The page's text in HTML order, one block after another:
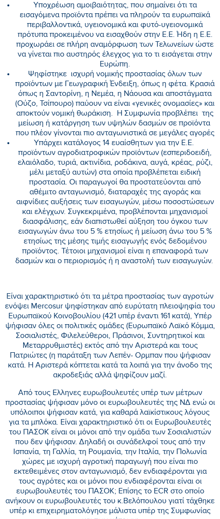
Υποχρέωση αμοιβαιότητας, που σημαίνει ότι τα
εισαγόμενα προϊόντα πρέπει να πληρούν τα ευρωπαϊκά
περιβαλλοντικά, υγειονομικά και φυτό-υγειονομικά
πρότυπα προκειμένου να εισαχθούν στην Ε.Ε. Ήδη η Ε.Ε.
προχωράει σε πλήρη αναμόρφωση των Τελωνείων ώστε
να γίνεται πιο αυστηρός έλεγχος για το τι εισάγεται στην
Ευρώπη.
Ψηφίστηκε ισχυρή νομικής προστασίας όλων των
προϊόντων με Γεωγραφική Ένδειξη, όπως η φέτα. Κρασιά
όπως η Σαντορίνη, η Νεμέα, η Νάουσα και αποστάγματα
(Ούζο, Τσίπουρο) παύουν να είναι «γενικές ονομασίες» και
αποκτούν νομική θωράκιση. Η Συμφωνία προβλέπει της
μείωση ή κατάργηση των υψηλών δασμών σε προϊόντα
που πλέον γίνονται πιο ανταγωνιστικά σε μεγάλες αγορές
Υπάρχει κατάλογος 14 ευαίσθητων για την Ε.Ε.
προϊόντων αγροδιατροφικών προϊόντων (εσπεριδοειδή,
ελαιόλαδο, τυριά, ακτινίδια, ροδάκινα, αυγά, κρέας, ρύζι,
μέλι μεταξύ αυτών) στα οποία προβλέπεται ειδική
προστασία. Οι παραγωγοί θα προστατεύονται από
αθέμιτο ανταγωνισμό, διαταραχές της αγοράς και
αιφνίδιες αυξήσεις των εισαγωγών, μέσω ποσοστώσεων
και ελέγχων. Συγκεκριμένα, προβλέπονται μηχανισμοί
διασφάλισης, εάν διαπιστωθεί αύξηση του όγκου των
εισαγωγών άνω του 5 % ετησίως ή μείωση άνω του 5 %
ετησίως της μέσης τιμής εισαγωγής ενός δεδομένου
προϊόντος. Τέτοιοι μηχανισμοί είναι η επαναφορά των
δασμών και ο περιορισμός ή η αναστολή των εισαγωγών.
Είναι χαρακτηριστικό ότι τα μέτρα προστασίας των αγροτών
ενόψει Mercosur ψηφίστηκαν από ευρύτατη πλειοψηφία του
Ευρωπαϊκού Κοινοβουλίου (421 υπέρ έναντι 161 κατά), Υπέρ
ψήφισαν όλες οι πολιτικές ομάδες (Ευρωπαϊκό Λαϊκό Κόμμα,
Σοσιαλιστές, Φιλελεύθεροι, Πράσινοι, Συντηρητικοί και
Μεταρρυθμιστές) εκτός από την Αριστερά και τους
Πατριώτες (η παράταξη των Λεπέν- Ορμπαν που ψήφισαν
κατά. Η Αριστερά κόπτεται κατά τα λοιπά για την άνοδο της
ακροδεξιάς αλλά ψηφίζουν μαζί.
Από τους Ελληνες ευρωβουλευτές υπέρ των μέτρων
προστασίας ψήφισαν μόνο οι ευρωβουλευτές της ΝΔ ενώ οι
υπόλοιποι ψήφισαν κατά, για καθαρά λαϊκίστικους λόγους
για τα μπλόκα. Είναι χαρακτηριστικό ότι οι Ευρωβουλευτές
του ΠΑΣΟΚ είναι οι μόνοι από την ομάδα των Σοσιαλιστών
που δεν ψήφισαν. Δηλαδή οι συνάδελφοί τους από την
Ισπανία, τη Γαλλία, τη Ρουμανία, την Ιταλία, την Πολωνία
χώρες με ισχυρή αγροτική παραγωγή που είναι πιο
εκτεθειμένες στον ανταγωνισμό, δεν ενδιαφέρονται για
τους αγρότες και οι μόνοι που ενδιαφέρονται είναι οι
ευρωβουλευτές του ΠΑΣΟΚ; Επίσης το ECR στο οποίο
ανήκουν οι ευρωβουλευτές του κ.Βελόπουλου γιατί τάχθηκε
υπέρ κι επιχειρηματολόγησε μάλιστα υπέρ της Συμφωνίας